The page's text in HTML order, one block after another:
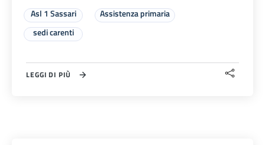
Asl 1 Sassari
Assistenza primaria
sedi carenti
LEGGI DI PIÙ